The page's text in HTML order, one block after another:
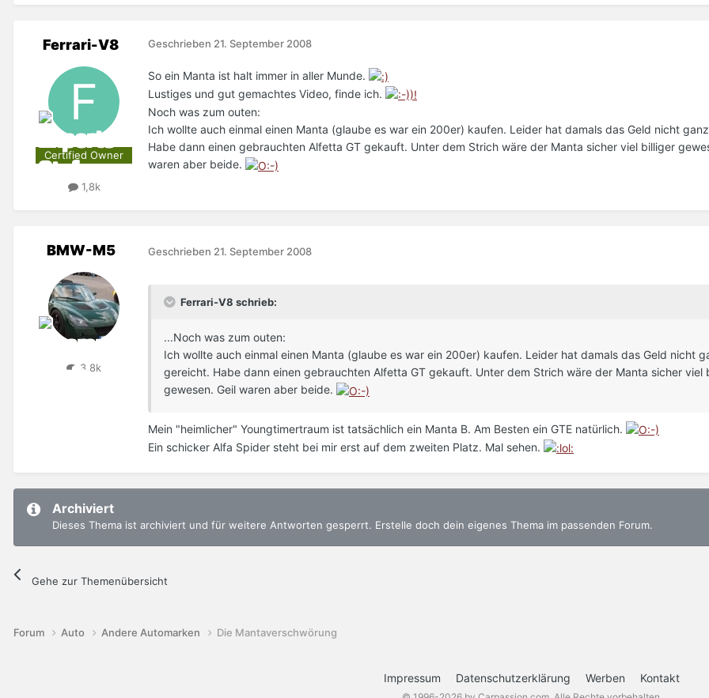
Ferrari-V8
Certified Owner
1,8k
Geschrieben 21. September 2008
So ein Manta ist halt immer in aller Munde.
Lustiges und gut gemachtes Video, finde ich.
Noch was zum outen:
Ich wollte auch einmal einen Manta (glaube es war ein 200er) kaufen. Leider hat damals das Geld nicht
Habe dann einen gebrauchten Alfetta GT gekauft. Unter dem Strich wäre der Manta sicher viel billiger
waren aber beide.
BMW-M5
3,8k
Geschrieben 21. September 2008
Ferrari-V8 schrieb:
...Noch was zum outen:
Ich wollte auch einmal einen Manta (glaube es war ein 200er) kaufen. Leider hat damals das Geld nicht
gereicht. Habe dann einen gebrauchten Alfetta GT gekauft. Unter dem Strich wäre der Manta sicher viel
gewesen. Geil waren aber beide.
Mein "heimlicher" Youngtimertraum ist tatsächlich ein Manta B. Am Besten ein GTE natürlich.
Ein schicker Alfa Spider steht bei mir erst auf dem zweiten Platz. Mal sehen.
Archiviert
Dieses Thema ist archiviert und für weitere Antworten gesperrt. Erstelle doch dein eigenes Thema im passenden Forum.
Gehe zur Themenübersicht
Forum Auto Andere Automarken Die Mantaverschwörung
Impressum Datenschutzerklärung Werben Kontakt